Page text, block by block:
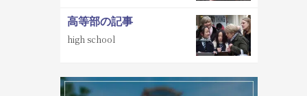
高等部の記事
high school